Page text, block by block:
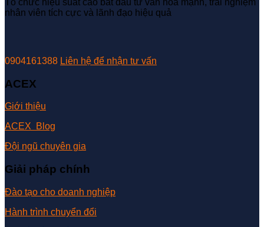
Tổ chức hiệu suất cao bắt đầu từ văn hóa mạnh, trải nghiệm
nhân viên tích cực và lãnh đạo hiệu quả
0904161388 Liên hệ để nhận tư vấn
ACEX
Giới thiệu
ACEX Blog
Đội ngũ chuyên gia
Giải pháp chính
Đào tạo cho doanh nghiệp
Hành trình chuyển đổi